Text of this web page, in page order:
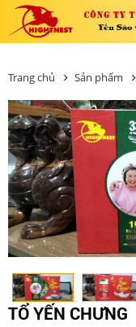
Trang chủ Sản phẩm
TỔ YẾN CHƯNG